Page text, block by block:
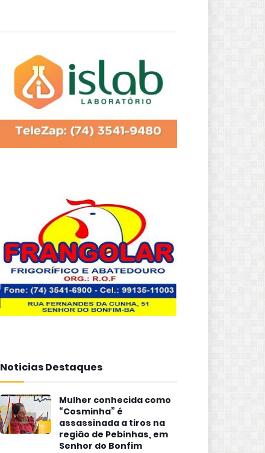
Noticias Destaques
Mulher conhecida como
“Cosminha” é
assassinada a tiros na
região de Pebinhas, em
Senhor do Bonfim